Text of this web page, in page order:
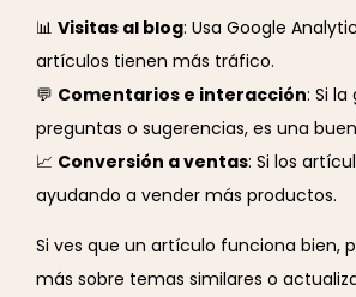
📊 Visitas al blog: Usa Google
artículos tienen más tráfico.
💬 Comentarios e interacción: Si
preguntas o sugerencias, es una
📈 Conversión a ventas: Si los
ayudando a vender más productos.
Si ves que un artículo funciona bien,
más sobre temas similares o